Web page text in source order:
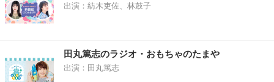
出演：紡木吏佐、林鼓子
田丸篤志のラジオ・おもちゃのたまや
出演：田丸篤志